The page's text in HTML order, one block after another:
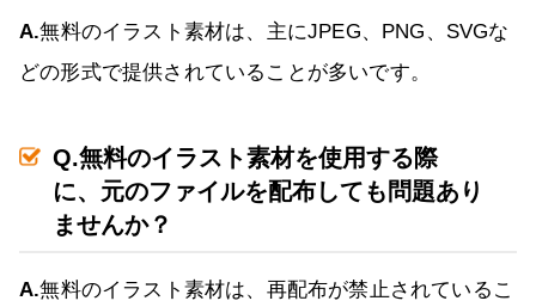
A.無料のイラスト素材は、主にJPEG、PNG、SVGな
どの形式で提供されていることが多いです。
Q.無料のイラスト素材を使用する際
に、元のファイルを配布しても問題あり
ませんか？
A.無料のイラスト素材は、再配布が禁止されているこ